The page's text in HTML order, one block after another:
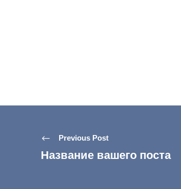
Previous Post
Название вашего поста